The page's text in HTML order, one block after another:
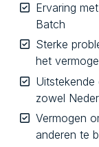
Ervaring
Batch
Sterke
het
Uitstekende
zowel
Vermogen
anderen te